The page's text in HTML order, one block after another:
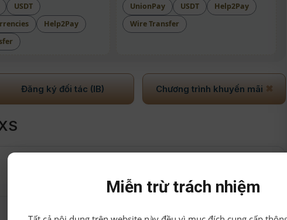
USDT
Help2Pay
UnionPay
USDT
Help2Pay
Wire Transfer
Đăng ký đối tác (IB) Chương trình khuyến mãi ✖
Miễn trừ trách nhiệm